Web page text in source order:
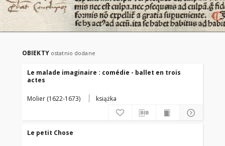
OBIEKTY ostatnio dodane
Le malade imaginaire : comédie - ballet en trois
actes
Molier (1622-1673) książka
Le petit Chose